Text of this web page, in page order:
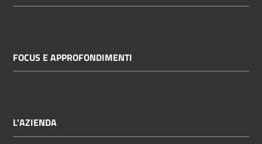
FOCUS E APPROFONDIMENTI
L'AZIENDA